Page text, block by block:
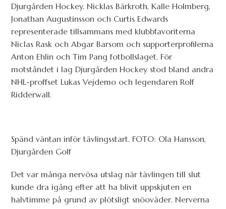
Djurgården Hockey. Nicklas Bärkroth, Kalle Holmberg,
Jonathan Augustinsson och Curtis Edwards
representerade tillsammans med klubbfavoriterna
Niclas Rask och Abgar Barsom och supporterprofilerna
Anton Ehlin och Tim Pang fotbollslaget. För
motståndet i lag Djurgården Hockey stod bland andra
NHL-proffset Lukas Vejdemo och legendaren Rolf
Ridderwall.
Spänd väntan inför tävlingsstart. FOTO: Ola Hansson,
Djurgården Golf
Det var många nervösa utslag när tävlingen till slut
kunde dra igång efter att ha blivit uppskjuten en
halvtimme på grund av plötsligt snöoväder. Nerverna